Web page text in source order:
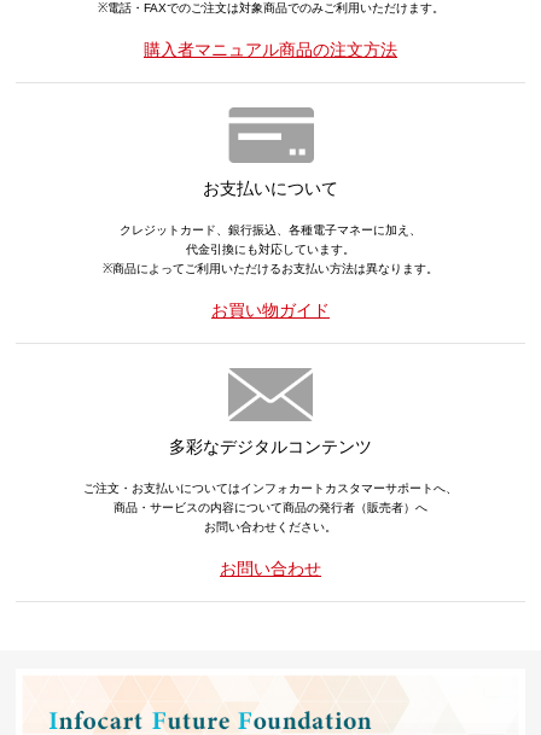
※電話・FAXでのご注文は対象商品でのみご利用いただけます。
購入者マニュアル商品の注文方法
お支払いについて
クレジットカード、銀行振込、各種電子マネーに加え、
代金引換にも対応しています。
※商品によってご利用いただけるお支払い方法は異なります。
お買い物ガイド
多彩なデジタルコンテンツ
ご注文・お支払いについてはインフォカートカスタマーサポートへ、
商品・サービスの内容について商品の発行者（販売者）へ
お問い合わせください。
お問い合わせ